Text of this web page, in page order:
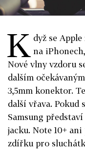
K dyž se
na
Nové vlny vzdoru
dalším
3,5mm konektor.
další vřava. Pokud
Samsung
jacku. Note 10+
zdířku pro